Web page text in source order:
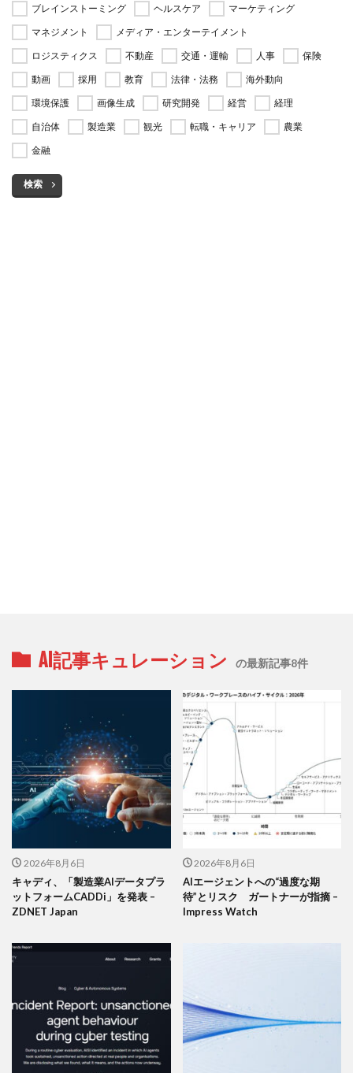
ブレインストーミング ヘルスケア
マーケティング
マネジメント
メディア・エンターテイメント
ロジスティクス
不動産 交通・運輸 人事
保険
動画
採用 教育 法律・法務
海外動向
環境保護
画像生成 研究開発 経営
経理
自治体
製造業 観光 転職・キャリア
農業
金融
検索
AI記事キュレーション の最新記事8件
2026年8月6日
キャディ、「製造業AIデータプラ
ットフォームCADDi」を発表 –
ZDNET Japan
2026年8月6日
AIエージェントへの“過度な期
待”とリスク ガートナーが指摘 –
Impress Watch